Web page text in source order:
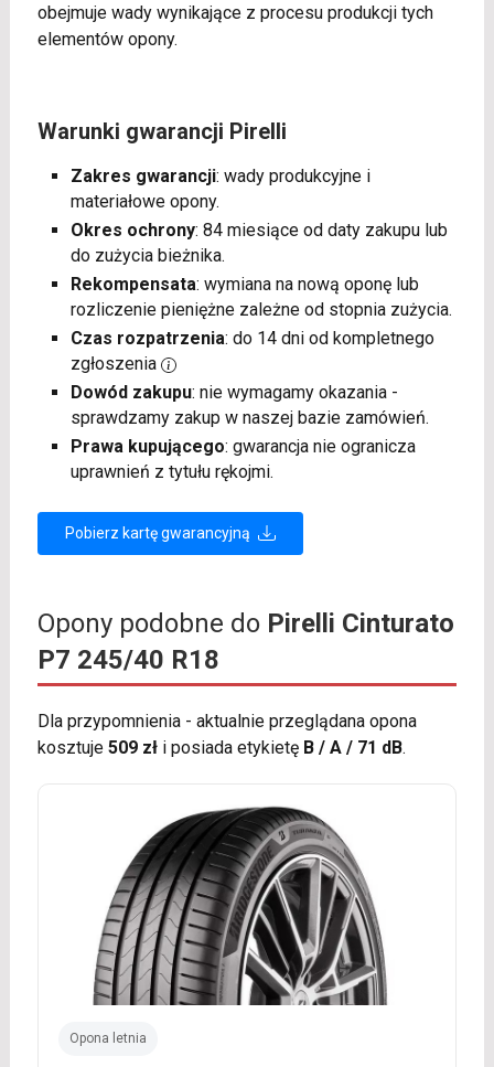
obejmuje wady wynikające z procesu produkcji tych
elementów opony.
Warunki gwarancji Pirelli
Zakres gwarancji: wady produkcyjne i
materiałowe opony.
Okres ochrony: 84 miesiące od daty zakupu lub
do zużycia bieżnika.
Rekompensata: wymiana na nową oponę lub
rozliczenie pieniężne zależne od stopnia zużycia.
Czas rozpatrzenia: do 14 dni od kompletnego
zgłoszenia
Dowód zakupu: nie wymagamy okazania -
sprawdzamy zakup w naszej bazie zamówień.
Prawa kupującego: gwarancja nie ogranicza
uprawnień z tytułu rękojmi.
Pobierz kartę gwarancyjną
Opony podobne do Pirelli Cinturato
P7 245/40 R18
Dla przypomnienia - aktualnie przeglądana opona
kosztuje 509 złi posiada etykietę B / A / 71 dB.
Opona letnia